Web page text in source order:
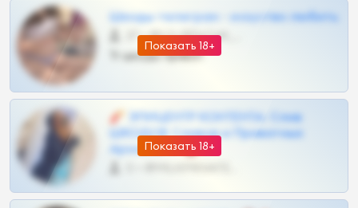
Показать 18+
Шкоды телеграм - искуство любить
27 •
Тг шкоды приват
Показать 18+
🧨 ЭПИЦЕНТР КОНТЕНТА: Слив
ШКОДОВ Сливов и Приватных
Архивов ТГ 🔞💎